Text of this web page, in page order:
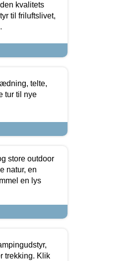
kvalitets
til friluftslivet,
telte,
tur til nye
store outdoor
natur, en
en lys
trekking. Klik